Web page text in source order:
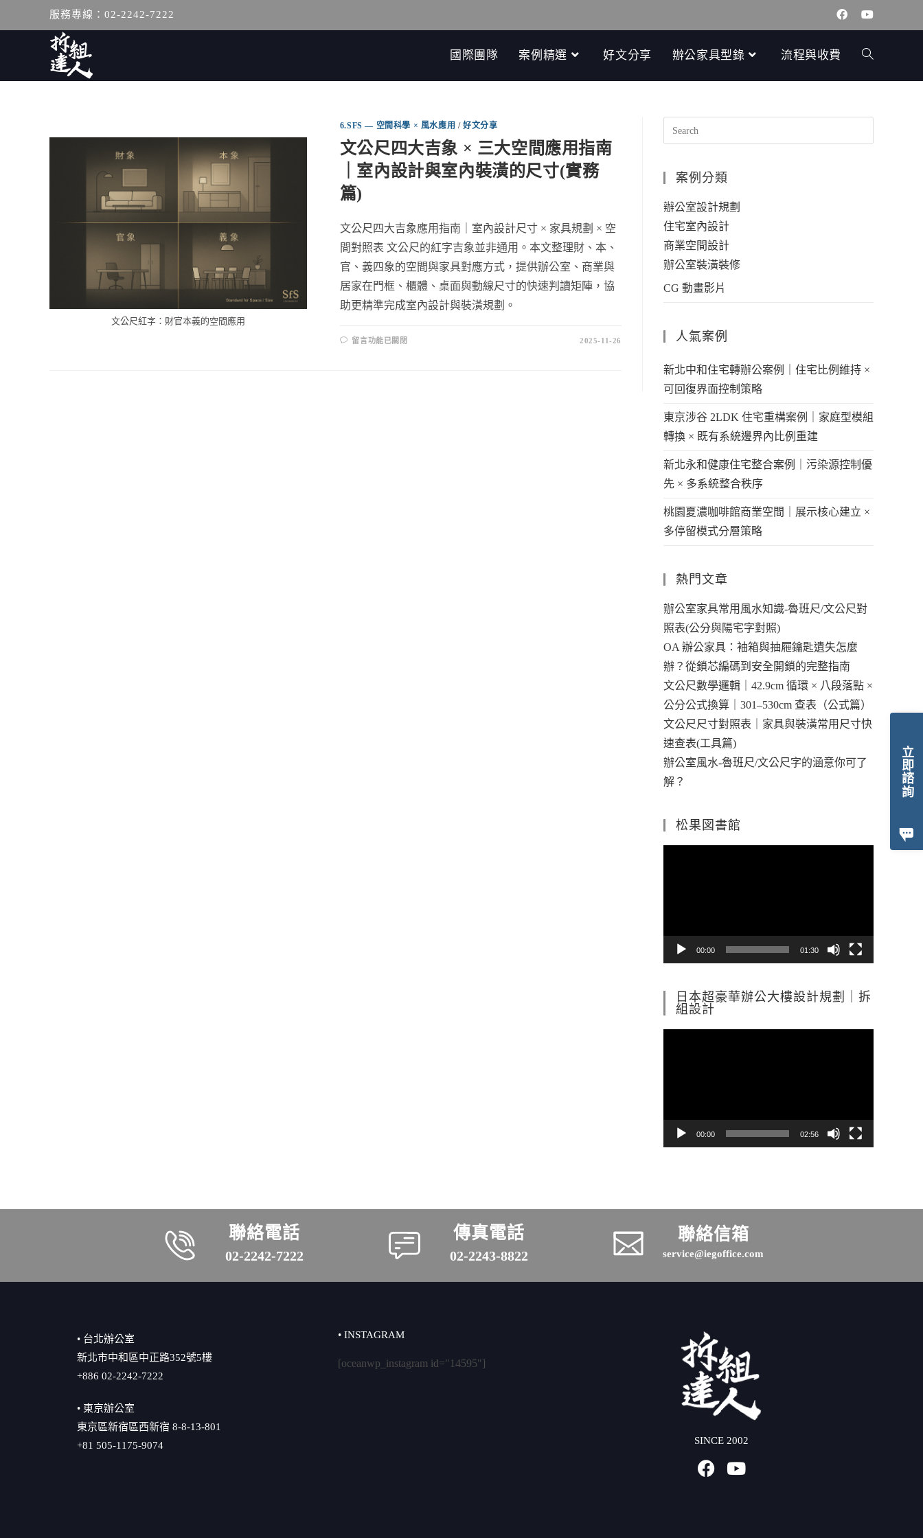
立即諮詢
服務專線：02-2242-7222
國際團隊 案例精選 好文分享 辦公家具型錄 流程與收費
文公尺紅字：財官本義的空間應用
6.SFS — 空間科學 × 風水應用 /好文分享
文公尺四大吉象 × 三大空間應用指南
｜室內設計與室內裝潢的尺寸(實務
篇)
文公尺四大吉象應用指南｜室內設計尺寸 × 家具規劃 × 空
間對照表 文公尺的紅字吉象並非通用。本文整理財、本、
官、義四象的空間與家具對應方式，提供辦公室、商業與
居家在門框、櫃體、桌面與動線尺寸的快速判讀矩陣，協
助更精準完成室內設計與裝潢規劃。
留言功能已關閉 2025-11-26
案例分類
辦公室設計規劃
住宅室內設計
商業空間設計
辦公室裝潢裝修
CG 動畫影片
人氣案例
新北中和住宅轉辦公案例｜住宅比例維持 ×
可回復界面控制策略
東京涉谷 2LDK 住宅重構案例｜家庭型模組
轉換 × 既有系統邊界內比例重建
新北永和健康住宅整合案例｜污染源控制優
先 × 多系統整合秩序
桃園夏濃咖啡館商業空間｜展示核心建立 ×
多停留模式分層策略
熱門文章
辦公室家具常用風水知識-魯班尺/文公尺對
照表(公分與陽宅字對照)
OA 辦公家具：袖箱與抽屜鑰匙遺失怎麼
辦？從鎖芯編碼到安全開鎖的完整指南
文公尺數學邏輯｜42.9cm 循環 × 八段落點 ×
公分公式換算｜301–530cm 查表（公式篇）
文公尺尺寸對照表｜家具與裝潢常用尺寸快
速查表(工具篇)
辦公室風水-魯班尺/文公尺字的涵意你可了
解？
松果図書館
00:00 01:30
日本超豪華辦公大樓設計規劃｜拆
組設計
00:00 02:56
聯絡電話
02-2242-7222
傳真電話
02-2243-8822
聯絡信箱
service@iegoffice.com
• 台北辦公室
新北市中和區中正路352號5樓
+886 02-2242-7222
• 東京辦公室
東京區新宿區西新宿 8-8-13-801
+81 505-1175-9074
• INSTAGRAM
[oceanwp_instagram id="14595"]
SINCE 2002